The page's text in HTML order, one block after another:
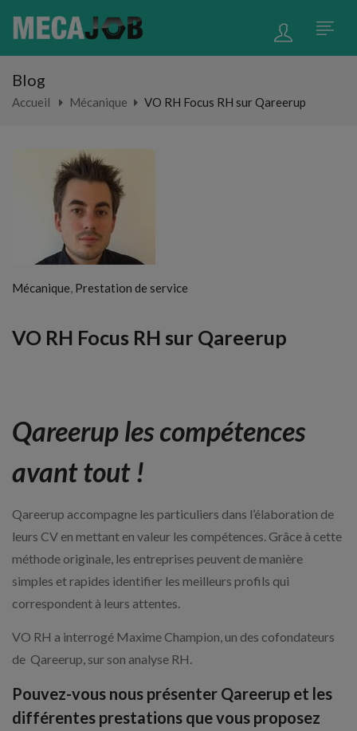
Blog
Accueil Mécanique VO RH Focus RH sur Qareerup
Mécanique, Prestation de service
VO RH Focus RH sur Qareerup
Qareerup les compétences
avant tout !
Qareerup accompagne les particuliers dans l’élaboration de
leurs CV en mettant en valeur les compétences. Grâce à cette
méthode originale, les entreprises peuvent de manière
simples et rapides identifier les meilleurs profils qui
correspondent à leurs attentes.
VO RH a interrogé Maxime Champion, un des cofondateurs
de Qareerup, sur son analyse RH.
Pouvez-vous nous présenter Qareerup et les
différentes prestations que vous proposez